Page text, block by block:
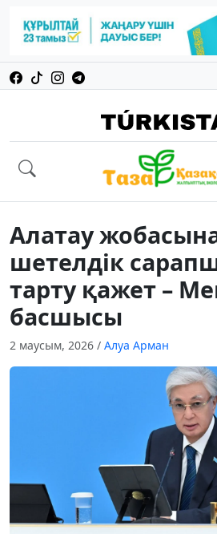
Алатау жобасына
шетелдік
тарту қажет –
басшысы
2 маусым, 2026 / Алуа Арман